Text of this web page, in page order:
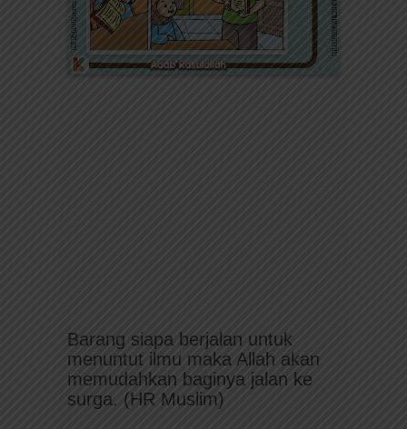
Barang siapa berjalan untuk
menuntut ilmu maka Allah akan
memudahkan baginya jalan ke
surga. (HR Muslim)